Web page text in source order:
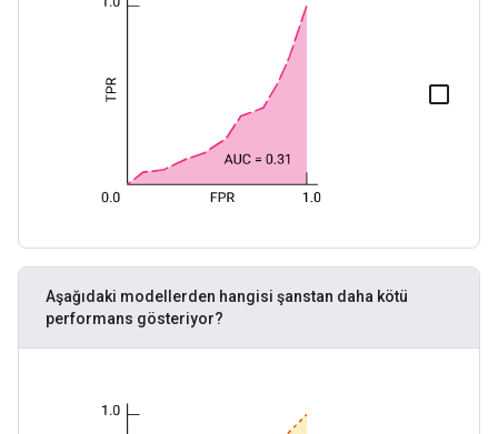
Aşağıdaki modellerden hangisi şanstan daha kötü
performans gösteriyor?